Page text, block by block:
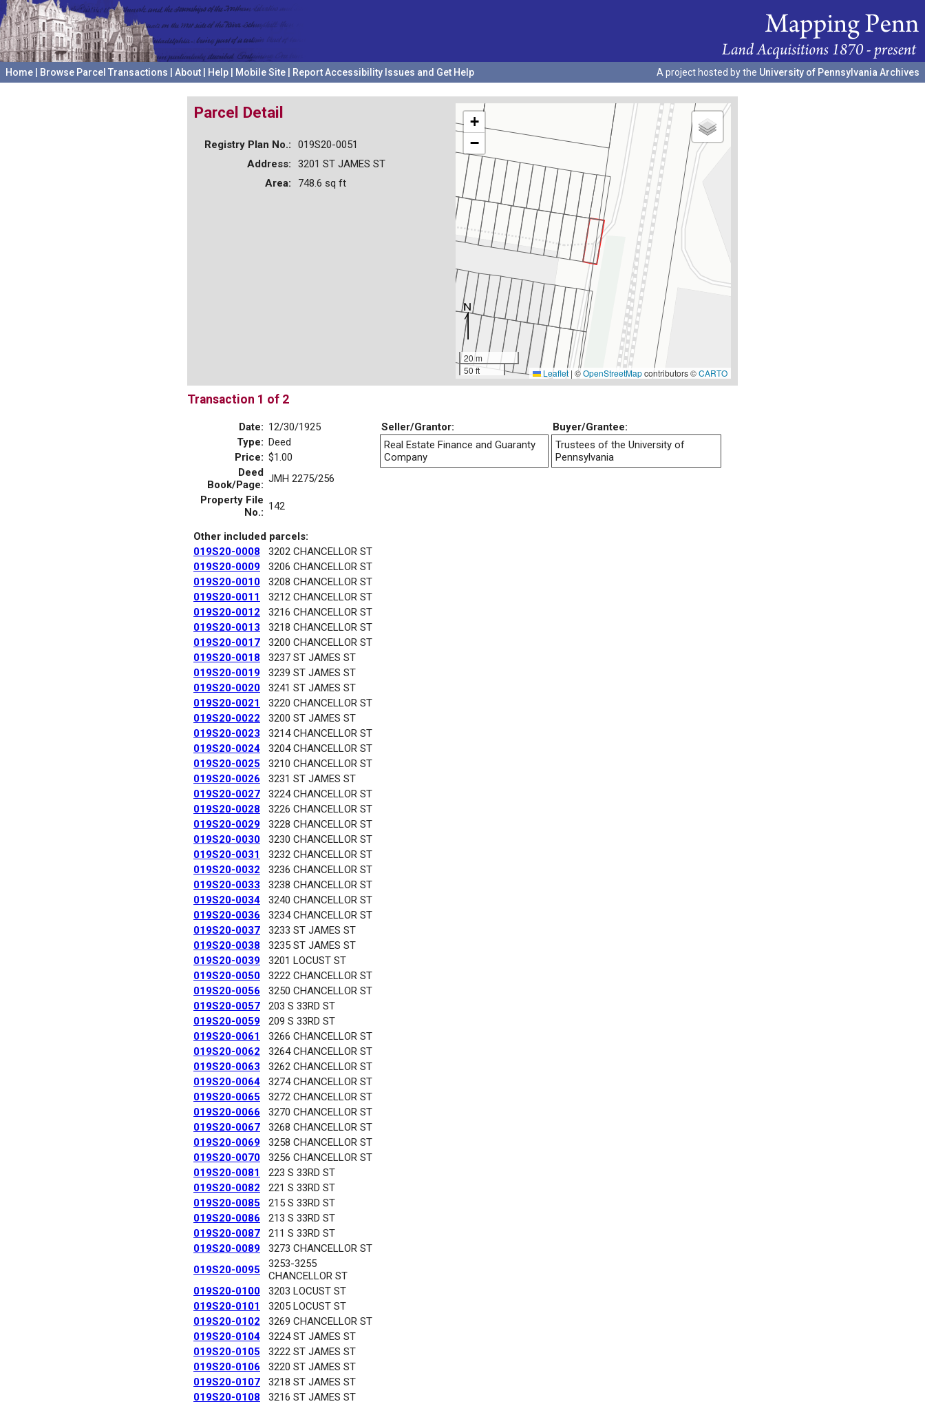
Home Browse Parcel Transactions About Help Mobile Site Report Accessibility Issues and Get Help A project hosted by the University of Pennsylvania Archives
+
−
20 m
50 ft
Leaflet | ©OpenStreetMapcontributors ©CARTO
Parcel Detail
Registry Plan No.:
019S20-0051
Address:
3201 ST JAMES ST
Area:
748.6 sq ft
Transaction 1 of 2
Date: 12/30/1925
Type: Deed
Price: $1.00
Deed
Book/Page: JMH 2275/256
Property File
No.: 142
Other included parcels:
019S20-0008
3202 CHANCELLOR ST
019S20-0009
3206 CHANCELLOR ST
019S20-0010
3208 CHANCELLOR ST
019S20-0011
3212 CHANCELLOR ST
019S20-0012
3216 CHANCELLOR ST
019S20-0013
3218 CHANCELLOR ST
019S20-0017
3200 CHANCELLOR ST
019S20-0018
3237 ST JAMES ST
019S20-0019
3239 ST JAMES ST
019S20-0020
3241 ST JAMES ST
019S20-0021
3220 CHANCELLOR ST
019S20-0022
3200 ST JAMES ST
019S20-0023
3214 CHANCELLOR ST
019S20-0024
3204 CHANCELLOR ST
019S20-0025
3210 CHANCELLOR ST
019S20-0026
3231 ST JAMES ST
019S20-0027
3224 CHANCELLOR ST
019S20-0028
3226 CHANCELLOR ST
019S20-0029
3228 CHANCELLOR ST
019S20-0030
3230 CHANCELLOR ST
019S20-0031
3232 CHANCELLOR ST
019S20-0032
3236 CHANCELLOR ST
019S20-0033
3238 CHANCELLOR ST
019S20-0034
3240 CHANCELLOR ST
019S20-0036
3234 CHANCELLOR ST
019S20-0037
3233 ST JAMES ST
019S20-0038
3235 ST JAMES ST
019S20-0039
3201 LOCUST ST
019S20-0050
3222 CHANCELLOR ST
019S20-0056
3250 CHANCELLOR ST
019S20-0057
203 S 33RD ST
019S20-0059
209 S 33RD ST
019S20-0061
3266 CHANCELLOR ST
019S20-0062
3264 CHANCELLOR ST
019S20-0063
3262 CHANCELLOR ST
019S20-0064
3274 CHANCELLOR ST
019S20-0065
3272 CHANCELLOR ST
019S20-0066
3270 CHANCELLOR ST
019S20-0067
3268 CHANCELLOR ST
019S20-0069
3258 CHANCELLOR ST
019S20-0070
3256 CHANCELLOR ST
019S20-0081
223 S 33RD ST
019S20-0082
221 S 33RD ST
019S20-0085
215 S 33RD ST
019S20-0086
213 S 33RD ST
019S20-0087
211 S 33RD ST
019S20-0089
3273 CHANCELLOR ST
019S20-0095
3253-3255
CHANCELLOR ST
019S20-0100
3203 LOCUST ST
019S20-0101
3205 LOCUST ST
019S20-0102
3269 CHANCELLOR ST
019S20-0104
3224 ST JAMES ST
019S20-0105
3222 ST JAMES ST
019S20-0106
3220 ST JAMES ST
019S20-0107
3218 ST JAMES ST
019S20-0108
3216 ST JAMES ST
Seller/Grantor:
Buyer/Grantee:
Real Estate Finance and Guaranty
Company
Trustees of the University of
Pennsylvania